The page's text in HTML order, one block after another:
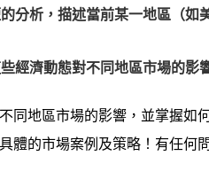
分析，描述當前某一地區（如
經濟動態對不同地區市場的影
同地區市場的影響，並掌握如
體的市場案例及策略！有任何